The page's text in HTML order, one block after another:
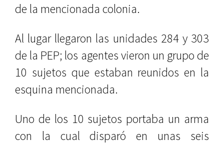
de la mencionada colonia.
Al lugar llegaron las unidades 284 y 303
de la PEP; los agentes vieron un grupo de
10 sujetos que estaban reunidos en la
esquina mencionada.
Uno de los 10 sujetos portaba un arma
con la cual disparó en unas seis